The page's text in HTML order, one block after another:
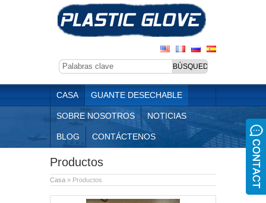
CASA GUANTE DESECHABLE
SOBRE NOSOTROS NOTICIAS
BLOG CONTÁCTENOS
Productos
Casa » Productos